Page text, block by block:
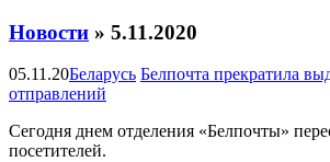
Новости » 5.11.2020
05.11.20Беларусь Белпочта прекратила
отправлений
Сегодня днем отделения «Белпочты»
посетителей.